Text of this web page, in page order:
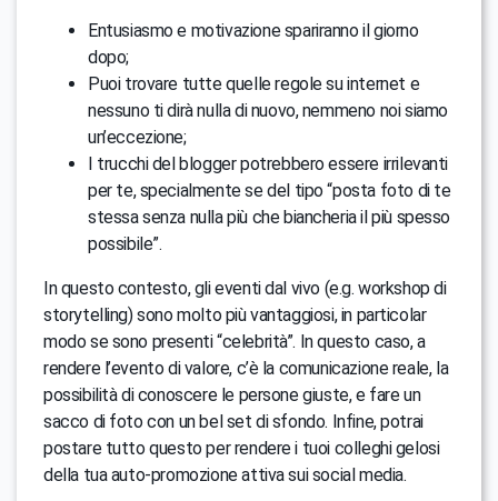
Entusiasmo e motivazione spariranno il giorno
dopo;
Puoi trovare tutte quelle regole su internet e
nessuno ti dirà nulla di nuovo, nemmeno noi siamo
un’eccezione;
I trucchi del blogger potrebbero essere irrilevanti
per te, specialmente se del tipo “posta foto di te
stessa senza nulla più che biancheria il più spesso
possibile”.
In questo contesto, gli eventi dal vivo (e.g. workshop di
storytelling) sono molto più vantaggiosi, in particolar
modo se sono presenti “celebrità”. In questo caso, a
rendere l’evento di valore, c’è la comunicazione reale, la
possibilità di conoscere le persone giuste, e fare un
sacco di foto con un bel set di sfondo. Infine, potrai
postare tutto questo per rendere i tuoi colleghi gelosi
della tua auto-promozione attiva sui social media.